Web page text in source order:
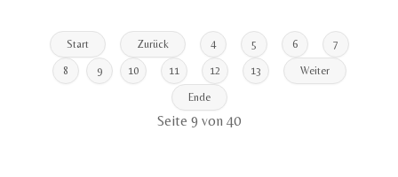
Start Zurück 4 5 6 7
8 9 10 11 12 13 Weiter
Ende
Seite 9 von 40